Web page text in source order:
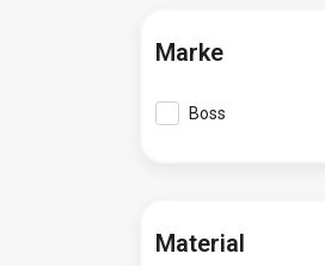
Marke
Boss
Material